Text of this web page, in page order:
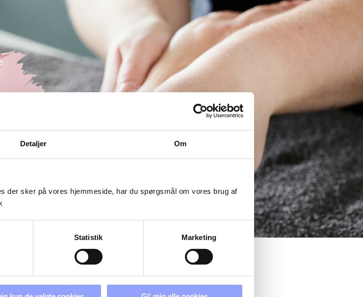
Detaljer Om
der sker på vores hjemmeside, har du spørgsmål om vores brug af
Statistik Marketing